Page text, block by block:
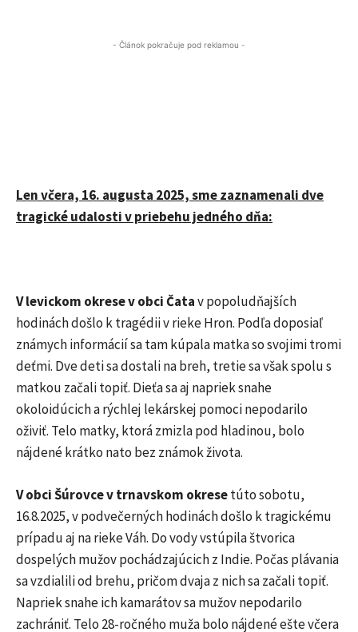
- Článok pokračuje pod reklamou -
Len včera, 16. augusta 2025, sme zaznamenali dve
tragické udalosti v priebehu jedného dňa:
V levickom okrese v obci Čatav popoludňajších
hodinách došlo k tragédii v rieke Hron. Podľa doposiaľ
známych informácií sa tam kúpala matka so svojimi tromi
deťmi. Dve deti sa dostali na breh, tretie sa však spolu s
matkou začali topiť. Dieťa sa aj napriek snahe
okoloidúcich a rýchlej lekárskej pomoci nepodarilo
oživiť. Telo matky, ktorá zmizla pod hladinou, bolo
nájdené krátko nato bez známok života.
V obci Šúrovce v trnavskom okresetúto sobotu,
16.8.2025, v podvečerných hodinách došlo k tragickému
prípadu aj na rieke Váh. Do vody vstúpila štvorica
dospelých mužov pochádzajúcich z Indie. Počas plávania
sa vzdialili od brehu, pričom dvaja z nich sa začali topiť.
Napriek snahe ich kamarátov sa mužov nepodarilo
zachrániť. Telo 28-ročného muža bolo nájdené ešte včera